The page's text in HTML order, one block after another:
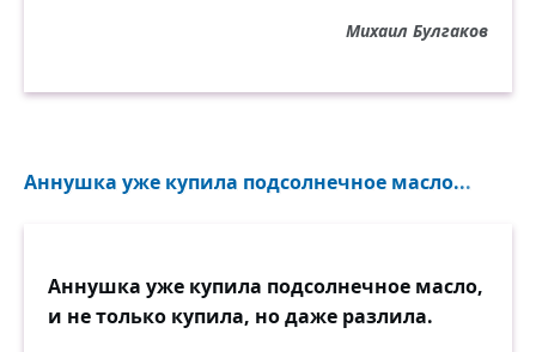
Михаил Булгаков
Аннушка уже купила подсолнечное масло...
Аннушка уже купила подсолнечное масло,
и не только купила, но даже разлила.